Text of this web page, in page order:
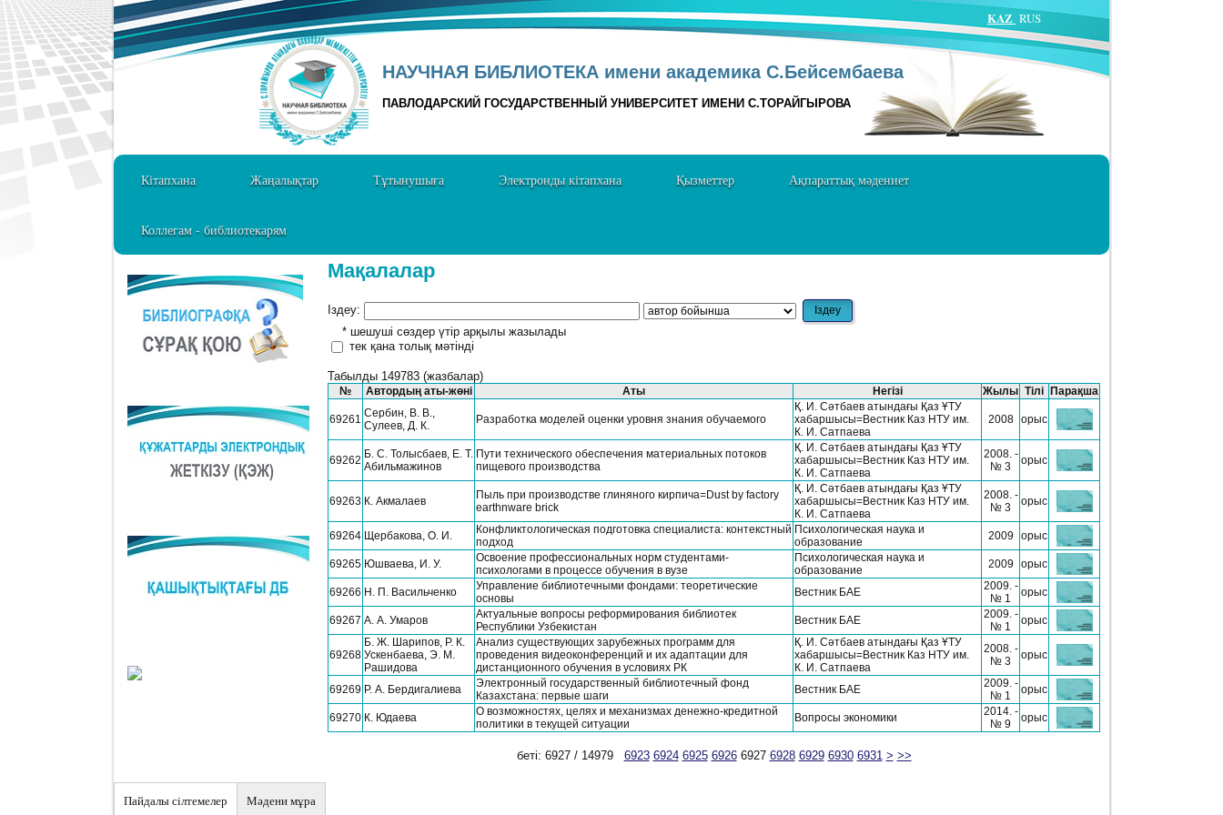
НАУЧНАЯ БИБЛИОТЕКА имени академика С.Бейсембаева
ПАВЛОДАРСКИЙ ГОСУДАРСТВЕННЫЙ УНИВЕРСИТЕТ ИМЕНИ С.ТОРАЙГЫРОВА
KAZ RUS
Кітапхана Жаңалықтар Тұтынушыға Электронды кітапхана Қызметтер Ақпараттық мәдениет
Коллегам - библиотекарям
Мақалалар
Іздеу:
* шешуші сөздер үтір арқылы жазылады
тек қана толық мәтінді
Табылды 149783 (жазбалар)
№ Автордың аты-жөні Аты Негізі Жылы Тілі Парақша
69261 Сербин, В. В.,
Сулеев, Д. К.
Разработка моделей оценки уровня знания обучаемого
Қ. И. Cәтбаев атындағы Қаз ҰТУ
хабаршысы=Вестник Каз НТУ им.
К. И. Сатпаева
2008 орыс
69262 Б. С. Толысбаев, Е. Т.
Абильмажинов
Пути технического обеспечения материальных потоков
пищевого производства
Қ. И. Cәтбаев атындағы Қаз ҰТУ
хабаршысы=Вестник Каз НТУ им.
К. И. Сатпаева
2008. -
№ 3
орыс
69263 К. Акмалаев
Пыль при производстве глиняного кирпича=Dust by factory
earthnware brick
Қ. И. Cәтбаев атындағы Қаз ҰТУ
хабаршысы=Вестник Каз НТУ им.
К. И. Сатпаева
2008. -
№ 3
орыс
69264 Щербакова, О. И.
Конфликтологическая подготовка специалиста: контекстный
подход
Психологическая наука и
образование
2009 орыс
69265 Юшваева, И. У.
Освоение профессиональных норм студентами-
психологами в процессе обучения в вузе
Психологическая наука и
образование
2009 орыс
69266 Н. П. Васильченко
Управление библиотечными фондами: теоретические
основы
Вестник БАЕ
2009. -
№ 1
орыс
69267 А. А. Умаров
Актуальные вопросы реформирования библиотек
Республики Узбекистан
Вестник БАЕ
2009. -
№ 1
орыс
69268
Б. Ж. Шарипов, Р. К.
Ускенбаева, Э. М.
Рашидова
Анализ существующих зарубежных программ для
проведения видеоконференций и их адаптации для
дистанционного обучения в условиях РК
Қ. И. Cәтбаев атындағы Қаз ҰТУ
хабаршысы=Вестник Каз НТУ им.
К. И. Сатпаева
2008. -
№ 3
орыс
69269 Р. А. Бердигалиева
Электронный государственный библиотечный фонд
Казахстана: первые шаги
Вестник БАЕ
2009. -
№ 1
орыс
69270 К. Юдаева
О возможностях, целях и механизмах денежно-кредитной
политики в текущей ситуации
Вопросы экономики
2014. -
№ 9
орыс
беті: 6927 / 14979 6923 6924 6925 6926 6927 6928 6929 6930 6931 > >>
Пайдалы сiлтемелер Мәдени мұра